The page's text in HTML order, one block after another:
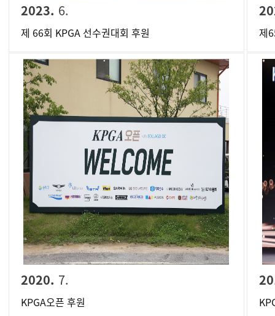
2023. 6.
제 66회 KPGA 선수권대회 후원 제
2020. 7.
KPGA오픈 후원